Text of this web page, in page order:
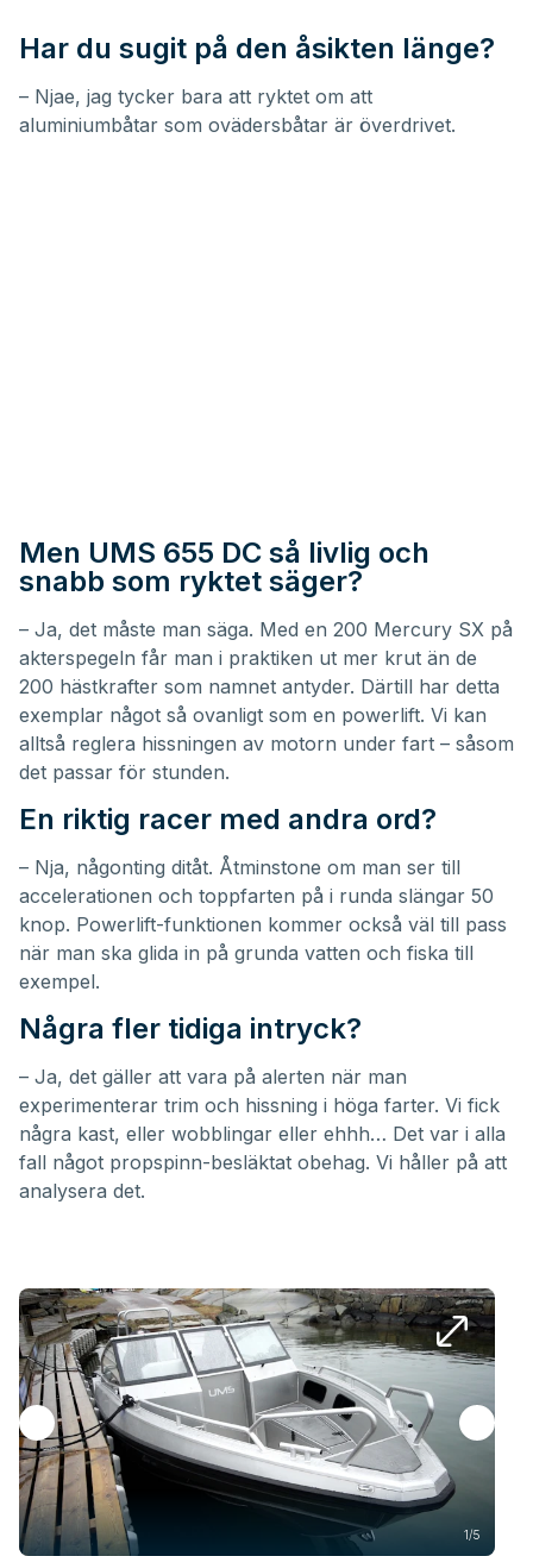
Har du sugit på den åsikten länge?
– Njae, jag tycker bara att ryktet om att
aluminiumbåtar som ovädersbåtar är överdrivet.
Men UMS 655 DC så livlig och
snabb som ryktet säger?
– Ja, det måste man säga. Med en 200 Mercury SX på
akterspegeln får man i praktiken ut mer krut än de
200 hästkrafter som namnet antyder. Därtill har detta
exemplar något så ovanligt som en powerlift. Vi kan
alltså reglera hissningen av motorn under fart – såsom
det passar för stunden.
En riktig racer med andra ord?
– Nja, någonting ditåt. Åtminstone om man ser till
accelerationen och toppfarten på i runda slängar 50
knop. Powerlift-funktionen kommer också väl till pass
när man ska glida in på grunda vatten och fiska till
exempel.
Några fler tidiga intryck?
– Ja, det gäller att vara på alerten när man
experimenterar trim och hissning i höga farter. Vi fick
några kast, eller wobblingar eller ehhh… Det var i alla
fall något propspinn-besläktat obehag. Vi håller på att
analysera det.
1/5